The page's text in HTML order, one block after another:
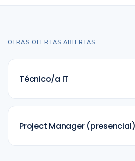
OTRAS OFERTAS ABIERTAS
Técnico/a IT
Project Manager (presencial)